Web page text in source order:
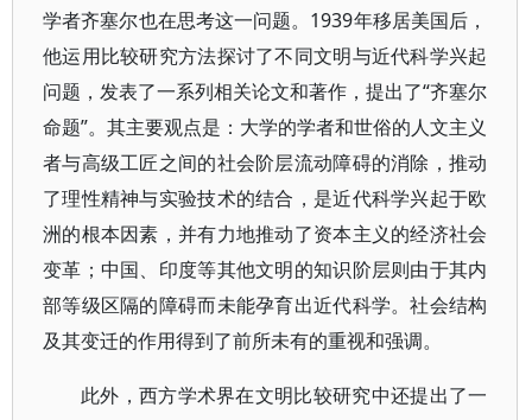
学者齐塞尔也在思考这一问题。1939年移居美国后，
他运用比较研究方法探讨了不同文明与近代科学兴起
问题，发表了一系列相关论文和著作，提出了“齐塞尔
命题”。其主要观点是：大学的学者和世俗的人文主义
者与高级工匠之间的社会阶层流动障碍的消除，推动
了理性精神与实验技术的结合，是近代科学兴起于欧
洲的根本因素，并有力地推动了资本主义的经济社会
变革；中国、印度等其他文明的知识阶层则由于其内
部等级区隔的障碍而未能孕育出近代科学。社会结构
及其变迁的作用得到了前所未有的重视和强调。
此外，西方学术界在文明比较研究中还提出了一